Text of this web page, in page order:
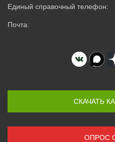
Единый справочный телефон:
Почта:
СКАЧАТЬ
ОПРОС